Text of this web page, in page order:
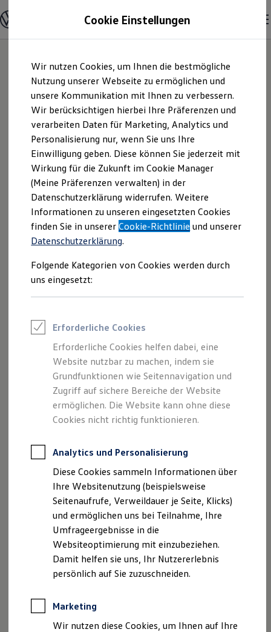
Hauptinhalt
springen
Footer
springen
Modelle und Konfigurator
Konfigurator
Modelle vergleichen
Elektroautos
ENERGY Sondermodelle
Nutzfahrzeuge
SUV und CUV
Familienautos
Kombis
Kompaktwagen
Sportwagen
Schnell verfügbare Fahrzeuge
Angebote und Produkte
Aktuelle Angebote
E-Auto-Förderung
Volkswagen Marktplatz
Die ENERGY Sondermodelle
Junge Gebrauchtwagen und Gebrauchtwagen
Volkswagen Zertifizierte Gebrauchtwagen
Elektromobilität bei Gebrauchtwagen
Saisonangebote
Reifenpakete
Leasing
Leasing-Angebote
Elektroauto Leasing
Kleinwagen-Leasing
Leasing ohne Anzahlung
Finanzierung
Autokredit mit Schlussrate
Versicherungen und Garantien
Kfz-Versicherung
Restschuldversicherungen
Garantien
Professional Class bei Volkswagen
Behörden
Direktkunden
Sonderfahrzeuge
Anpfiff zum Gewinn
Elektromobilität
Elektroautos
ID. Tutorials
Der neue ID. Polo
Der neue ID.3 Neo
Der ID.4
Der ID.7
Der ID.7 GTX
Der ID.7 Tourer
Autohaus Löven
GmbH | Impressum
& Rechtliches
Hier finden Sie Informationen über uns
(Autohaus Löven GmbH) als
verantwortlichen Anbieter von Inhalten
und Angeboten, die auf dieser Website
speziell aufgeführt sind.
Impressum
Datenschutzerklärung
Impressum
Geschäftsführer: Can Deniz, Igor Ott
Westerwald Straße 157 - 159
53773 Hennef-Uckerath
Telefon: 0 22 48- 91 56-0
Fax: 0 22 48 - 91 56-29
E-Mail:info@autohaus-loeven.de
Registergericht: Amtsgericht Siegburg
HRB-Eintrag: 797
Finanzamt: Siegburg
Steuernummer: 220/5779/0161
Hinweis gemäß § 36
Verbraucherstreitbeilegungsgesetz (VSBG) Wir sind
zur Teilnahme an einem Streitbeilegungsverfahren
Cookie Einstellungen
Wir nutzen Cookies, um Ihnen die bestmögliche
Nutzung unserer Webseite zu ermöglichen und
unsere Kommunikation mit Ihnen zu verbessern.
Wir berücksichtigen hierbei Ihre Präferenzen und
verarbeiten Daten für Marketing, Analytics und
Personalisierung nur, wenn Sie uns Ihre
Einwilligung geben. Diese können Sie jederzeit mit
Wirkung für die Zukunft im Cookie Manager
(Meine Präferenzen verwalten) in der
Datenschutzerklärung widerrufen. Weitere
Informationen zu unseren eingesetzten Cookies
finden Sie in unsererCookie-Richtlinie und unserer
Datenschutzerklärung.
Folgende Kategorien von Cookies werden durch
uns eingesetzt:
Erforderliche Cookies
Erforderliche Cookies helfen dabei, eine
Website nutzbar zu machen, indem sie
Grundfunktionen wie Seitennavigation und
Zugriff auf sichere Bereiche der Website
ermöglichen. Die Website kann ohne diese
Cookies nicht richtig funktionieren.
Analytics und Personalisierung
Diese Cookies sammeln Informationen über
Ihre Websitenutzung (beispielsweise
Seitenaufrufe, Verweildauer je Seite, Klicks)
und ermöglichen uns bei Teilnahme, Ihre
Umfrageergebnisse in die
Websiteoptimierung mit einzubeziehen.
Damit helfen sie uns, Ihr Nutzererlebnis
persönlich auf Sie zuzuschneiden.
Marketing
Wir nutzen diese Cookies, um Ihnen auf Ihre